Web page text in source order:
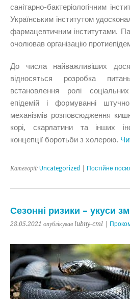
санітарно-бактеріологічним
Українським інститутом
фармацевтичним інститутами.
очолював організацію
До числа найважливіших
відносяться розробка
встановлення ролі
епідемій і формуванні
механізмів розповсюдження
корі, скарлатини та інших
концепції боротьби з холерою.
Категорії: Uncategorized Постійне
Сезонні ризики – укуси
28.05.2021 опублікував lubny-cml |